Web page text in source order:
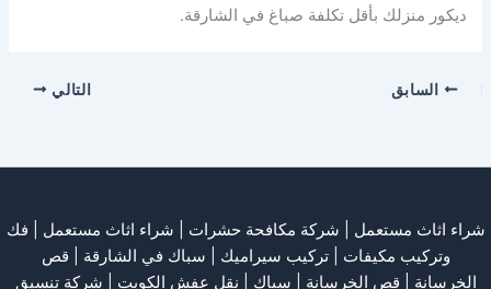
ديكور منزلك بأقل تكلفة صباغ في الشارقة.
السابق التالي
شراء اثاث مستعمل شركة مكافحة حشرات شراء اثاث مستعمل
فك
وتركيب مكيفات | تركيب سيراميك | سباك في الشارقة
قص
الخرسانة | قص الخرسانة | سباك نقل عفش الكويت
شركة تنسيق